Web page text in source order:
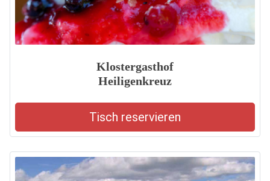
Klostergasthof
Heiligenkreuz
Tisch reservieren